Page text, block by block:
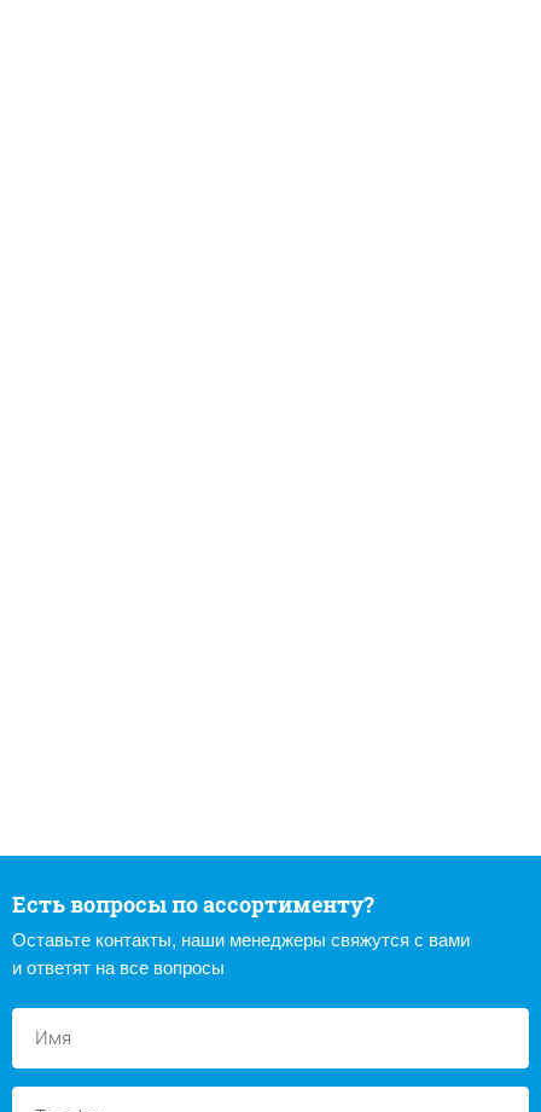
Есть вопросы по ассортименту?
Оставьте контакты, наши менеджеры свяжутся с вами
и ответят на все вопросы